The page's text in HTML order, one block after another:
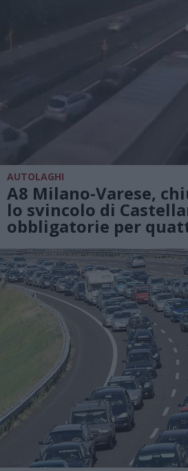
AUTOLAGHI
A8 Milano-Varese,
lo svincolo di
obbligatorie per